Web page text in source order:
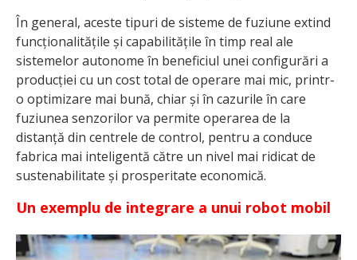
În general, aceste tipuri de sisteme de fuziune extind
funcționalitățile și capabilitățile în timp real ale
sistemelor autonome în beneficiul unei configurări a
producției cu un cost total de operare mai mic, printr-
o optimizare mai bună, chiar și în cazurile în care
fuziunea senzorilor va permite operarea de la
distanță din centrele de control, pentru a conduce
fabrica mai inteligentă către un nivel mai ridicat de
sustenabilitate și prosperitate economică.
Un exemplu de integrare a unui robot mobil